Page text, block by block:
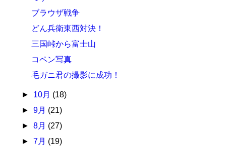
ブラウザ戦争
どん兵衛東西対決！
三国峠から富士山
コペン写真
毛ガニ君の撮影に成功！
► 10月 (18)
► 9月 (21)
► 8月 (27)
► 7月 (19)